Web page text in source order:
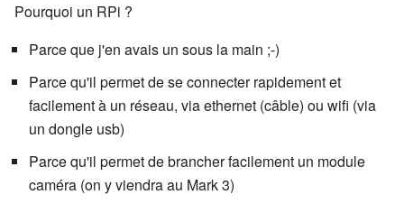
Pourquoi un RPi ?
Parce que j'en avais un sous la main ;-)
Parce qu'il permet de se connecter rapidement et
facilement à un réseau, via ethernet (câble) ou wifi (via
un dongle usb)
Parce qu'il permet de brancher facilement un module
caméra (on y viendra au Mark 3)